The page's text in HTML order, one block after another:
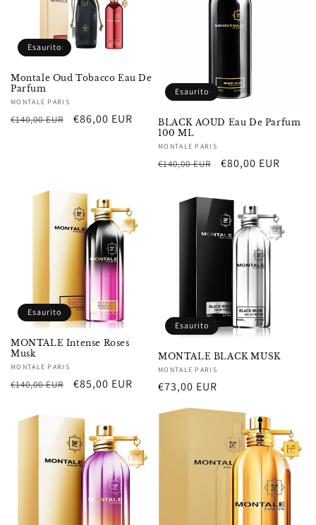
Esaurito
Montale Oud Tobacco Eau De
Parfum
Fornitore:
MONTALE PARIS
Prezzo
€140,00 EUR
Prezzo
€86,00 EUR
Esaurito
BLACK AOUD Eau De Parfum
100 ML
Fornitore:
MONTALE PARIS
Prezzo
listino
€140,00 EUR
Prezzo
€80,00 EUR
Esaurito
MONTALE Intense Roses
Musk
Fornitore:
MONTALE PARIS
Prezzo
listino
€140,00 EUR
Prezzo
€85,00 EUR
Esaurito
MONTALE BLACK MUSK
Fornitore:
MONTALE PARIS
Prezzo
€73,00 EUR